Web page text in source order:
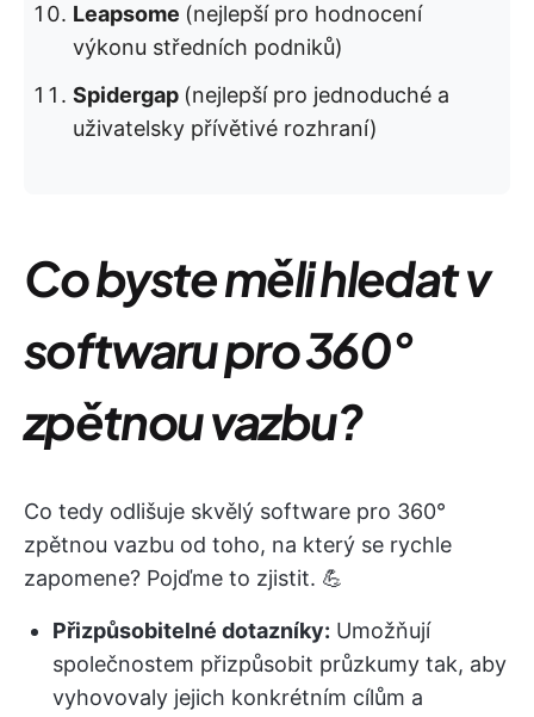
Leapsome (nejlepší pro hodnocení
výkonu středních podniků)
Spidergap (nejlepší pro jednoduché a
uživatelsky přívětivé rozhraní)
Co byste měli hledat v
softwaru pro 360°
zpětnou vazbu?
Co tedy odlišuje skvělý software pro 360°
zpětnou vazbu od toho, na který se rychle
zapomene? Pojďme to zjistit. 💪
Přizpůsobitelné dotazníky: Umožňují
společnostem přizpůsobit průzkumy tak, aby
vyhovovaly jejich konkrétním cílům a